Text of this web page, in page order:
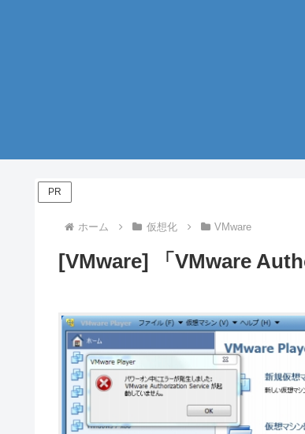
PR
ホーム 仮想化 VMware
[VMware] 「VMware